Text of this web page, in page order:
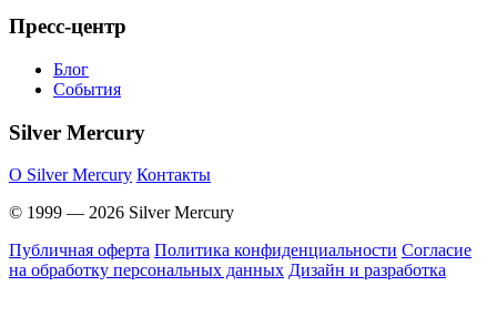
Пресс-центр
Блог
События
Silver Mercury
O Silver Mercury Контакты
© 1999 — 2026 Silver Mercury
Публичная оферта Политика конфиденциальности Согласие
на обработку персональных данных Дизайн и разработка